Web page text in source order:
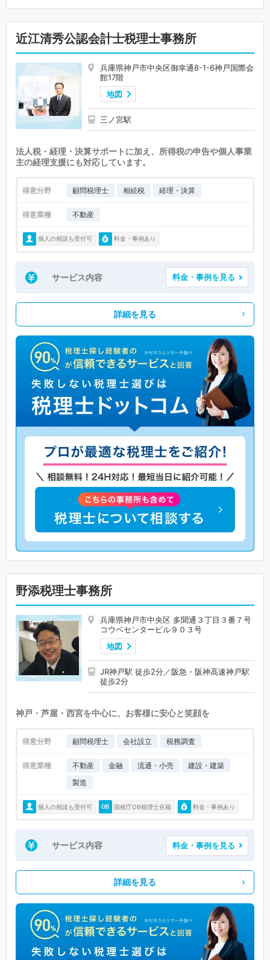
近江清秀公認会計士税理士事務所
兵庫県神戸市中央区御幸通8-1-6神戸国際会
館17階
地図
三ノ宮駅
法人税・経理・決算サポートに加え、所得税の申告や個人事業
主の経理支援にも対応しています。
得意分野 顧問税理士 相続税 経理・決算
得意業種 不動産
個人の相談も受付可 料金・事例あり
サービス内容 料金・事例を見る
詳細を見る
野添税理士事務所
兵庫県神戸市中央区 多聞通３丁目３番７号
コウベセンタービル９０３号
地図
JR神戸駅 徒歩2分／阪急・阪神高速神戸駅
徒歩2分
神戸・芦屋・西宮を中心に、お客様に安心と笑顔を
得意分野 顧問税理士 会社設立 税務調査
得意業種 不動産 金融 流通・小売
建設・建築
製造
個人の相談も受付可 国税庁OB税理士在籍 料金・事例あり
サービス内容 料金・事例を見る
詳細を見る